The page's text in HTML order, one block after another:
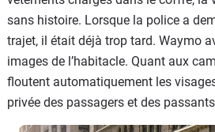
sans histoire. Lorsque la police a
trajet, il était déjà trop tard. Waymo
images de l’habitacle. Quant aux
floutent automatiquement les
privée des passagers et des